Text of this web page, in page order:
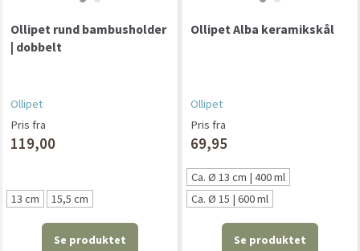
Ollipet rund bambusholder
| dobbelt
Ollipet
Pris fra
119,00
13 cm 15,5 cm
Se produktet
Ollipet Alba keramikskål
Ollipet
Pris fra
69,95
Ca. Ø 13 cm | 400 ml
Ca. Ø 15 | 600 ml
Se produktet